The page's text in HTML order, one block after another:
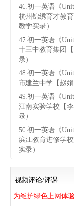
46.初一英语《Unit
杭州锦绣育才教
教学实录）
47.初一英语《
十三中教育集团
录）
48.初一英语《
市建兰中学【赵
49.初一英语《
江南实验学校【
录）
50.初一英语《
滨江教育进修学
实录）
视频评论/评课
为维护绿色上网体